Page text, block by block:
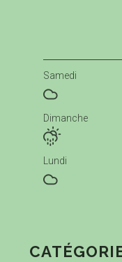
Samedi
Dimanche
Lundi